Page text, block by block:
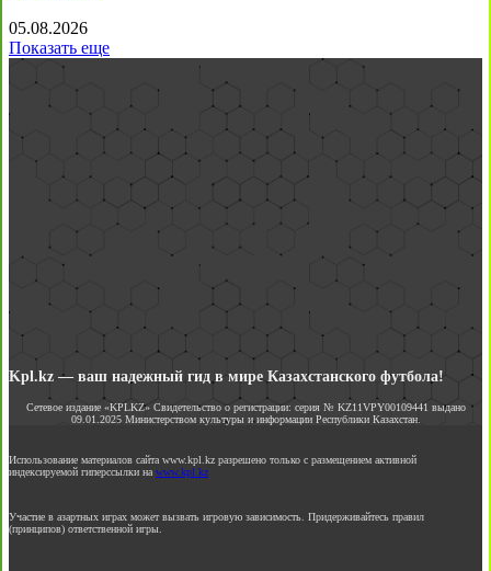
05.08.2026
Показать еще
Kpl.kz — ваш надежный гид в мире Казахстанского футбола!
Сетевое издание «KPLKZ» Свидетельство о регистрации: серия № KZ11VPY00109441 выдано
09.01.2025 Министерством культуры и информации Республики Казахстан.
Использование материалов сайта www.kpl.kz разрешено только с размещением активной
индексируемой гиперссылки на www.kpl.kz
Участие в азартных играх может вызвать игровую зависимость. Придерживайтесь правил
(принципов) ответственной игры.